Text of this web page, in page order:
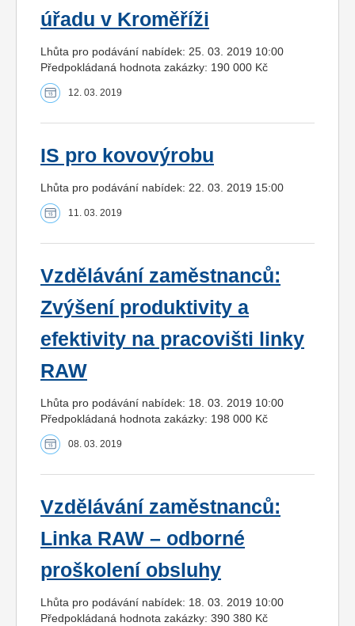
úřadu v Kroměříži
Lhůta pro podávání nabídek: 25. 03. 2019 10:00
Předpokládaná hodnota zakázky: 190 000 Kč
12. 03. 2019
IS pro kovovýrobu
Lhůta pro podávání nabídek: 22. 03. 2019 15:00
11. 03. 2019
Vzdělávání zaměstnanců:
Zvýšení produktivity a
efektivity na pracovišti linky
RAW
Lhůta pro podávání nabídek: 18. 03. 2019 10:00
Předpokládaná hodnota zakázky: 198 000 Kč
08. 03. 2019
Vzdělávání zaměstnanců:
Linka RAW – odborné
proškolení obsluhy
Lhůta pro podávání nabídek: 18. 03. 2019 10:00
Předpokládaná hodnota zakázky: 390 380 Kč